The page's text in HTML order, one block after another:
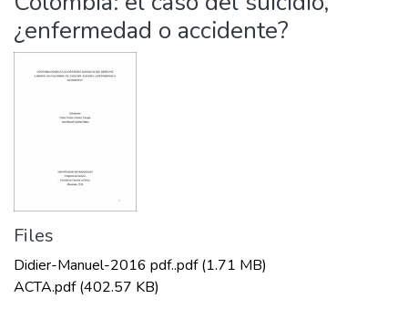
¿enfermedad o accidente?
Files
Didier-Manuel-2016 pdf..pdf(1.71 MB)
ACTA.pdf(402.57 KB)